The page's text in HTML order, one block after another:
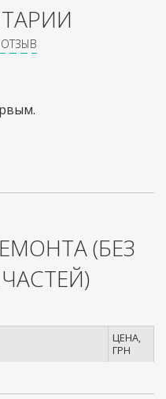
(БЕЗ
ЦЕНА,
ГРН